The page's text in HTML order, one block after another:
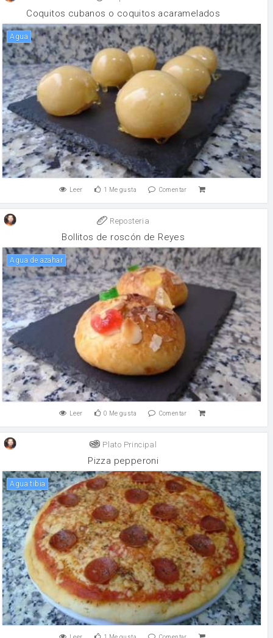
Coquitos cubanos o coquitos acaramelados
agua
Leer 1 Me gusta Comentar
Reposteria
Bollitos de roscón de Reyes
Agua de azahar
Leer 0 Me gusta Comentar
Plato Principal
Pizza pepperoni
Agua tibia